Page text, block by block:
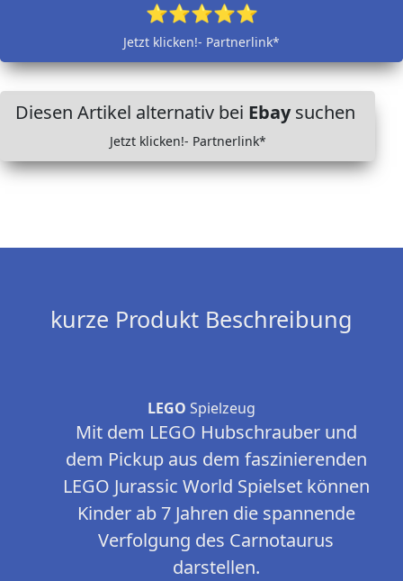
⭐⭐⭐⭐⭐
Jetzt klicken!- Partnerlink*
Diesen Artikel alternativ bei Ebaysuchen
Jetzt klicken!- Partnerlink*
kurze Produkt Beschreibung
LEGO Spielzeug
Mit dem LEGO Hubschrauber und
dem Pickup aus dem faszinierenden
LEGO Jurassic World Spielset können
Kinder ab 7 Jahren die spannende
Verfolgung des Carnotaurus
darstellen.